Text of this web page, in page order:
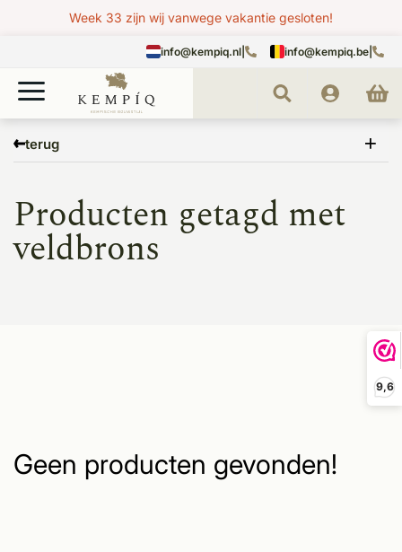
9,6
Week 33 zijn wij vanwege vakantie gesloten!
info@kempiq.nl info@kempiq.be
terug
veldbrons
Producten getagd met
veldbrons
Geen producten gevonden!